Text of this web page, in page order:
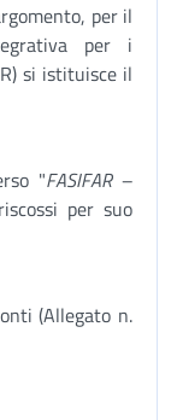
per il
per i
si istituisce il
"FASIFAR –
per suo
(Allegato n.